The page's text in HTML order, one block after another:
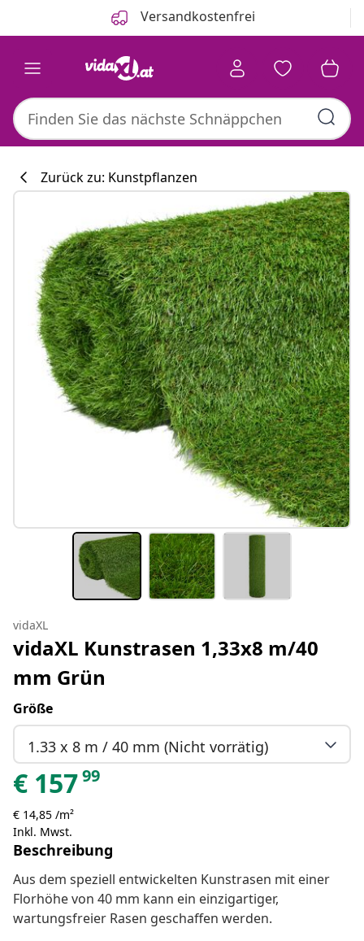
Versandkostenfrei
#sharemevidaxl
Zurück zu: Kunstpflanzen
vidaXL
vidaXL Kunstrasen 1,33x8 m/40
mm Grün
Größe
1.33 x 8 m / 40 mm (Nicht vorrätig)
€ 15799
€ 14,85 /m²
Inkl. Mwst.
Beschreibung
Aus dem speziell entwickelten Kunstrasen mit einer
Florhöhe von 40 mm kann ein einzigartiger,
wartungsfreier Rasen geschaffen werden.